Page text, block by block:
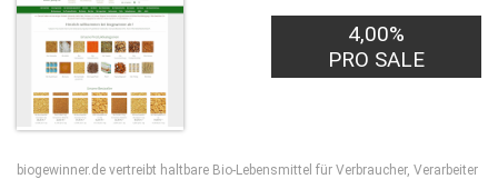
4,00%
PRO SALE
biogewinner.de vertreibt haltbare Bio-Lebensmittel für Verbraucher, Verarbeiter